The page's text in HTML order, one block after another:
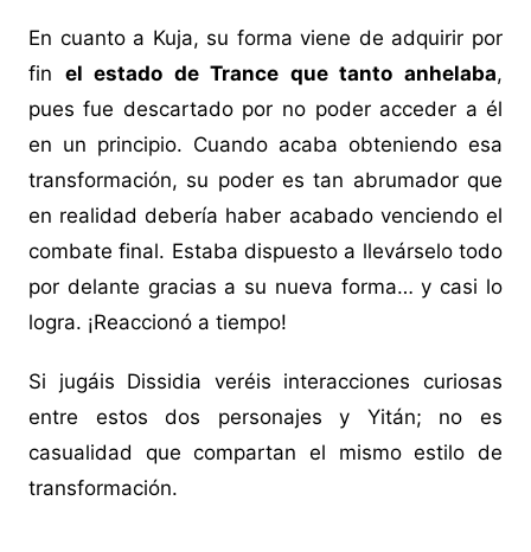
En cuanto a Kuja, su forma viene de adquirir por
fin el estado de Trance que tanto anhelaba,
pues fue descartado por no poder acceder a él
en un principio. Cuando acaba obteniendo esa
transformación, su poder es tan abrumador que
en realidad debería haber acabado venciendo el
combate final. Estaba dispuesto a llevárselo todo
por delante gracias a su nueva forma… y casi lo
logra. ¡Reaccionó a tiempo!
Si jugáis Dissidia veréis interacciones curiosas
entre estos dos personajes y Yitán; no es
casualidad que compartan el mismo estilo de
transformación.